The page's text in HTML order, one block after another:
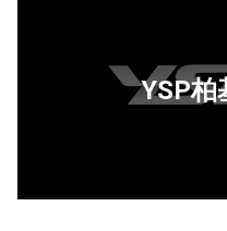
YSP柏